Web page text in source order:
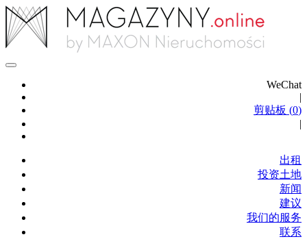
WeChat
|
剪贴板 (0)
|
出租
投资土地
新闻
建议
我们的服务
联系